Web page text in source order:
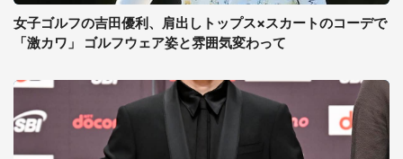
女子ゴルフの吉田優利、肩出しトップス×スカートのコーデで
「激カワ」 ゴルフウェア姿と雰囲気変わって